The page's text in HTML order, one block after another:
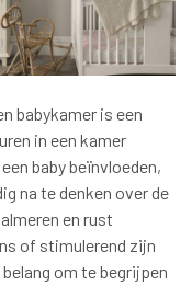
babykamer is een
in een kamer
baby beïnvloeden,
na te denken over de
en rust
of stimulerend zijn
om te begrijpen